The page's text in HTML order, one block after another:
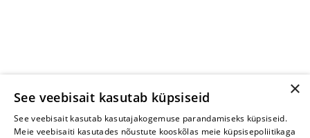
×
See veebisait kasutab küpsiseid
See veebisait kasutab kasutajakogemuse parandamiseks küpsiseid.
Meie veebisaiti kasutades nõustute kooskõlas meie küpsisepoliitikaga